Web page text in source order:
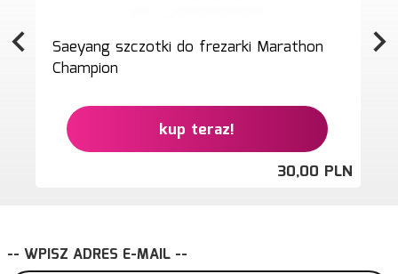
Saeyang szczotki do frezarki Marathon
Champion
kup teraz!
30,00 PLN
-- WPISZ ADRES E-MAIL --